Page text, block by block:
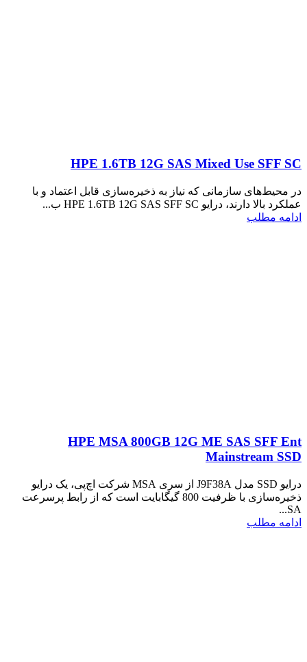
HPE 1.6TB 12G SAS Mixed Use SFF SC
در محیط‌های سازمانی که نیاز به ذخیره‌سازی قابل اعتماد و با
عملکرد بالا دارند، درایو HPE 1.6TB 12G SAS SFF SC ب...
ادامه مطلب
HPE MSA 800GB 12G ME SAS SFF Ent
Mainstream SSD
درایو SSD مدل J9F38A از سری MSA شرکت اچ‌پی، یک درایو
ذخیره‌سازی با ظرفیت 800 گیگابایت است که از رابط پرسرعت
SA...
ادامه مطلب